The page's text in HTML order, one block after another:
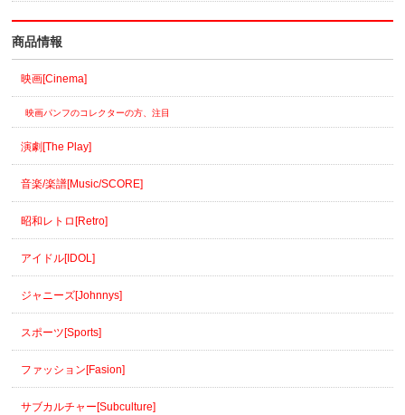
商品情報
映画[Cinema]
映画パンフのコレクターの方、注目
演劇[The Play]
音楽/楽譜[Music/SCORE]
昭和レトロ[Retro]
アイドル[IDOL]
ジャニーズ[Johnnys]
スポーツ[Sports]
ファッション[Fasion]
サブカルチャー[Subculture]